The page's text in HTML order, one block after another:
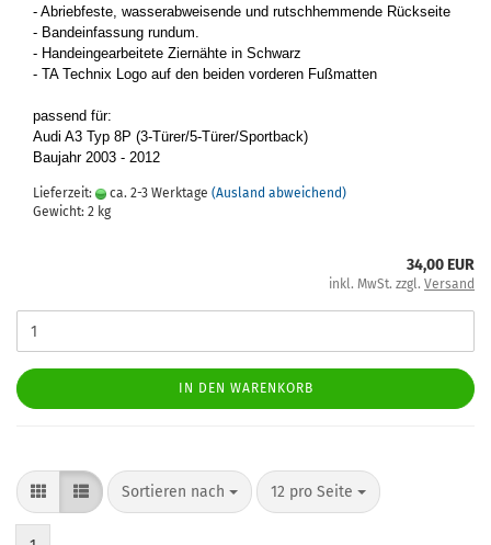
- Ab­rieb­fes­te, was­ser­ab­wei­sen­de und rutsch­hem­men­de Rück­sei­te
- Band­e­in­fas­sung rund­um.
- Hand­ein­ge­ar­bei­te­te Zier­näh­te in Schwarz
- TA Tech­nix Logo auf den bei­den vor­de­ren Fuß­mat­ten
pas­send für:
Audi A3 Typ 8P (3-​Türer/5-​Türer/Sport­back)
Bau­jahr 2003 - 2012
Lieferzeit: ca. 2-3 Werktage (Ausland abweichend)
Gewicht: 2 kg
34,00 EUR
inkl. MwSt. zzgl. Versand
IN DEN WARENKORB
Sortieren nach 12 pro Seite